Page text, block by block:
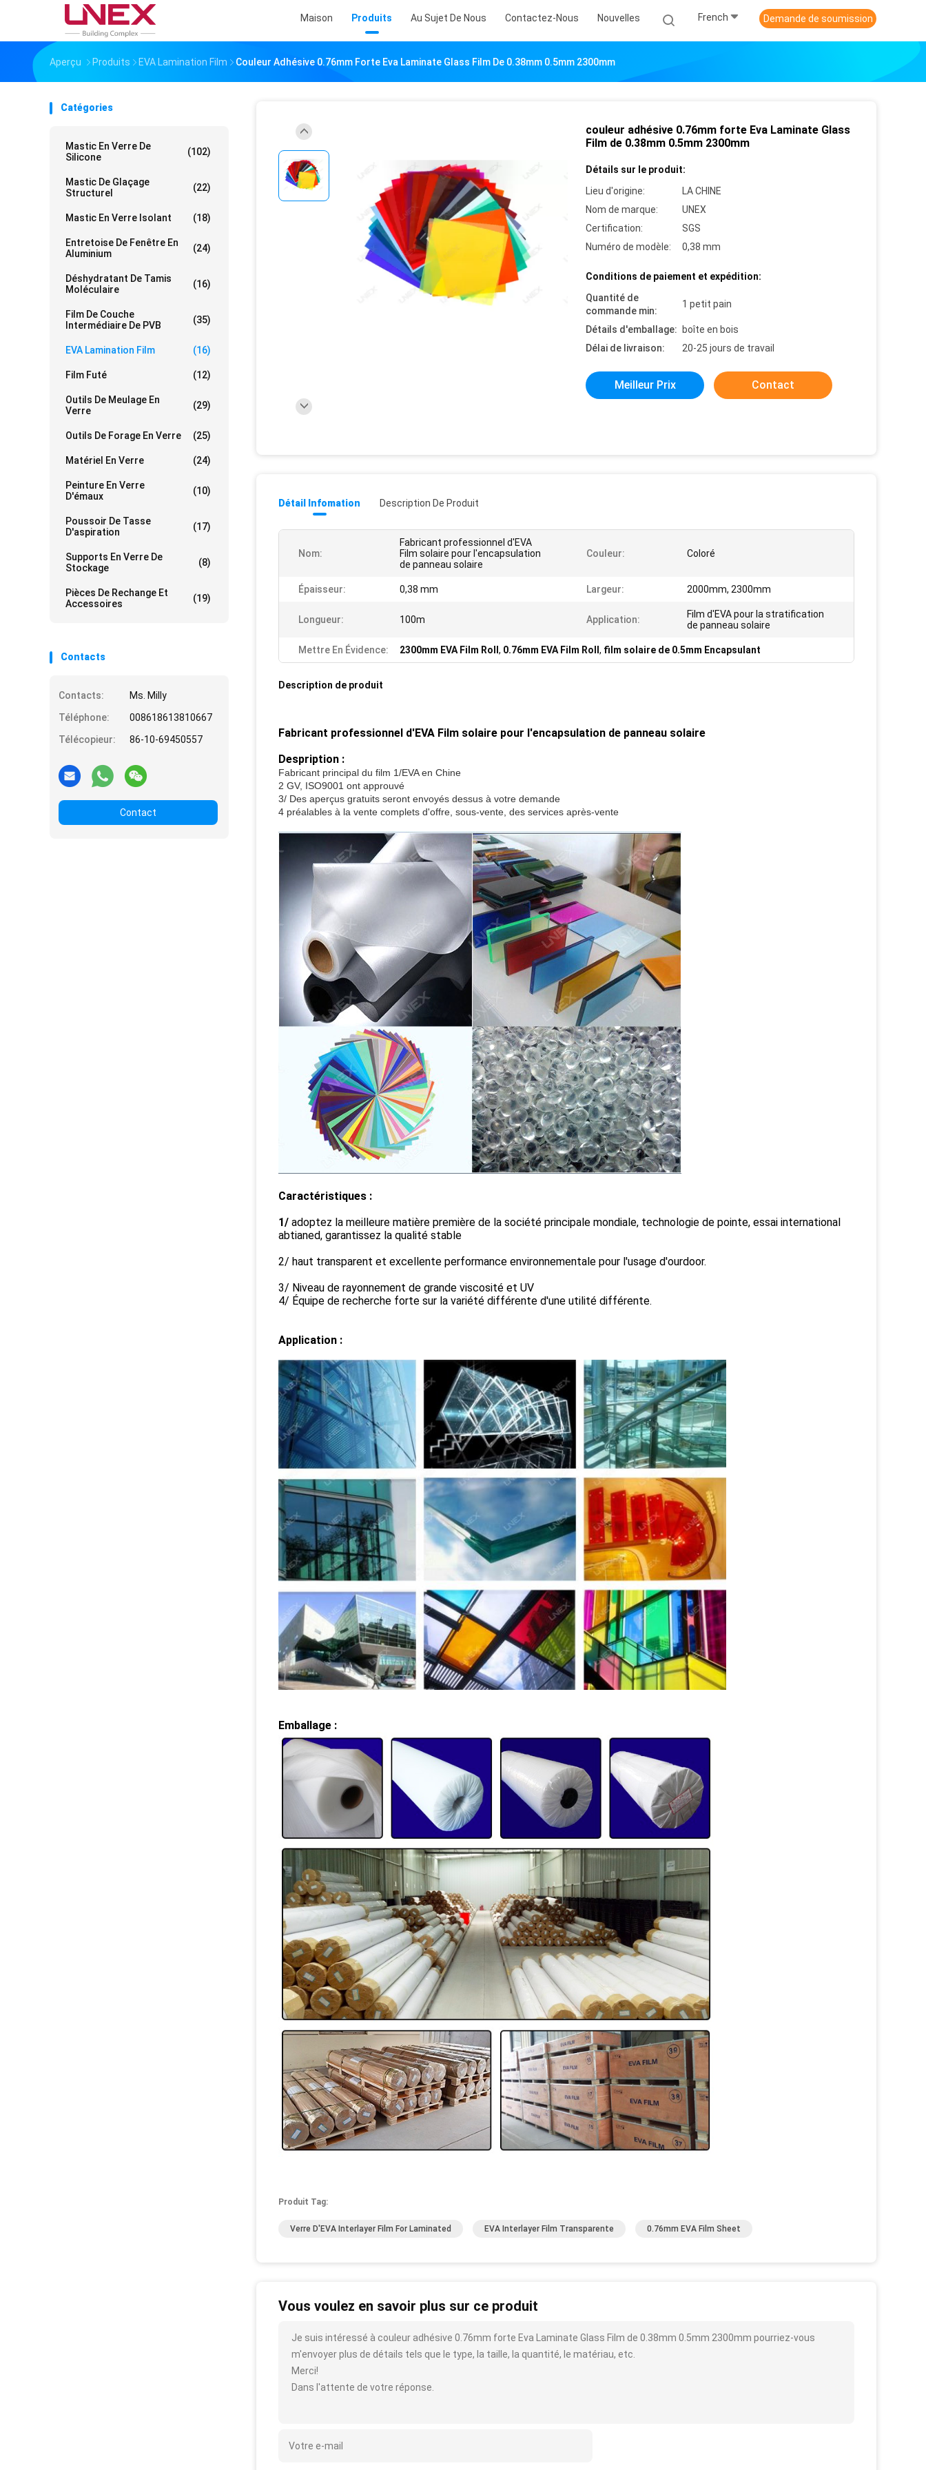
Maison Produits Au Sujet De Nous Contactez-Nous Nouvelles French Demande de soumission
Aperçu Produits EVA Lamination Film Couleur Adhésive 0.76mm Forte Eva Laminate Glass Film De 0.38mm 0.5mm 2300mm
Catégories
Mastic En Verre De
Silicone
(102)
Mastic De Glaçage
Structurel
(22)
Mastic En Verre Isolant (18)
Entretoise De Fenêtre En
Aluminium
(24)
Déshydratant De Tamis
Moléculaire
(16)
Film De Couche
Intermédiaire De PVB
(35)
EVA Lamination Film (16)
Film Futé (12)
Outils De Meulage En
Verre
(29)
Outils De Forage En Verre (25)
Matériel En Verre (24)
Peinture En Verre
D'émaux
(10)
Poussoir De Tasse
D'aspiration
(17)
Supports En Verre De
Stockage
(8)
Pièces De Rechange Et
Accessoires
(19)
Contacts
Contacts:
Ms. Milly
Téléphone:
008618613810667
Télécopieur:
86-10-69450557
Contact
couleur adhésive 0.76mm forte Eva Laminate Glass
Film de 0.38mm 0.5mm 2300mm
Détails sur le produit:
Lieu d'origine:
LA CHINE
Nom de marque:
UNEX
Certification:
SGS
Numéro de modèle:
0,38 mm
Conditions de paiement et expédition:
Quantité de
commande min:
1 petit pain
Détails d'emballage:
boîte en bois
Délai de livraison:
20-25 jours de travail
Meilleur Prix Contact
Détail Infomation Description De Produit
Nom:
Fabricant professionnel d'EVA
Film solaire pour l'encapsulation
de panneau solaire
Couleur: Coloré
Épaisseur: 0,38 mm Largeur: 2000mm, 2300mm
Longueur: 100m Application:
Film d'EVA pour la stratification
de panneau solaire
Mettre En Évidence: 2300mm EVA Film Roll , 0.76mm EVA Film Roll , film solaire de 0.5mm Encapsulant
Description de produit
Fabricant professionnel d'EVA Film solaire pour l'encapsulation de panneau solaire
Despription :
Fabricant principal du film 1/EVA en Chine
2 GV, ISO9001 ont approuvé
3/ Des aperçus gratuits seront envoyés dessus à votre demande
4 préalables à la vente complets d'offre, sous-vente, des services après-vente
Caractéristiques :
1/ adoptez la meilleure matière première de la société principale mondiale, technologie de pointe, essai international
abtianed, garantissez la qualité stable
2/ haut transparent et excellente performance environnementale pour l'usage d'ourdoor.
3/ Niveau de rayonnement de grande viscosité et UV
4/ Équipe de recherche forte sur la variété différente d'une utilité différente.
Application :
Emballage :
Produit Tag:
Verre D'EVA Interlayer Film For Laminated EVA Interlayer Film Transparente 0.76mm EVA Film Sheet
Vous voulez en savoir plus sur ce produit
Je suis intéressé à couleur adhésive 0.76mm forte Eva Laminate Glass Film de 0.38mm 0.5mm 2300mm pourriez-vous
m'envoyer plus de détails tels que le type, la taille, la quantité, le matériau, etc.
Merci!
Dans l'attente de votre réponse.